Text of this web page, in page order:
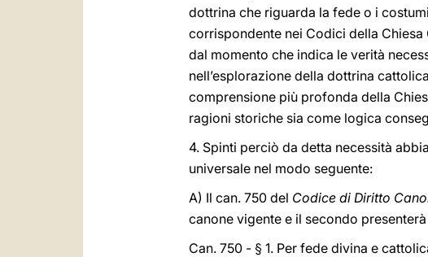
dottrina che riguarda la fede o i
corrispondente nei Codici della
dal momento che indica le verità
nell’esplorazione della dottrina
comprensione più profonda della
ragioni storiche sia come logica
4. Spinti perciò da detta necessità
universale nel modo seguente:
A) Il can. 750 del Codice di Diritto
canone vigente e il secondo
Can. 750 - § 1. Per fede divina e